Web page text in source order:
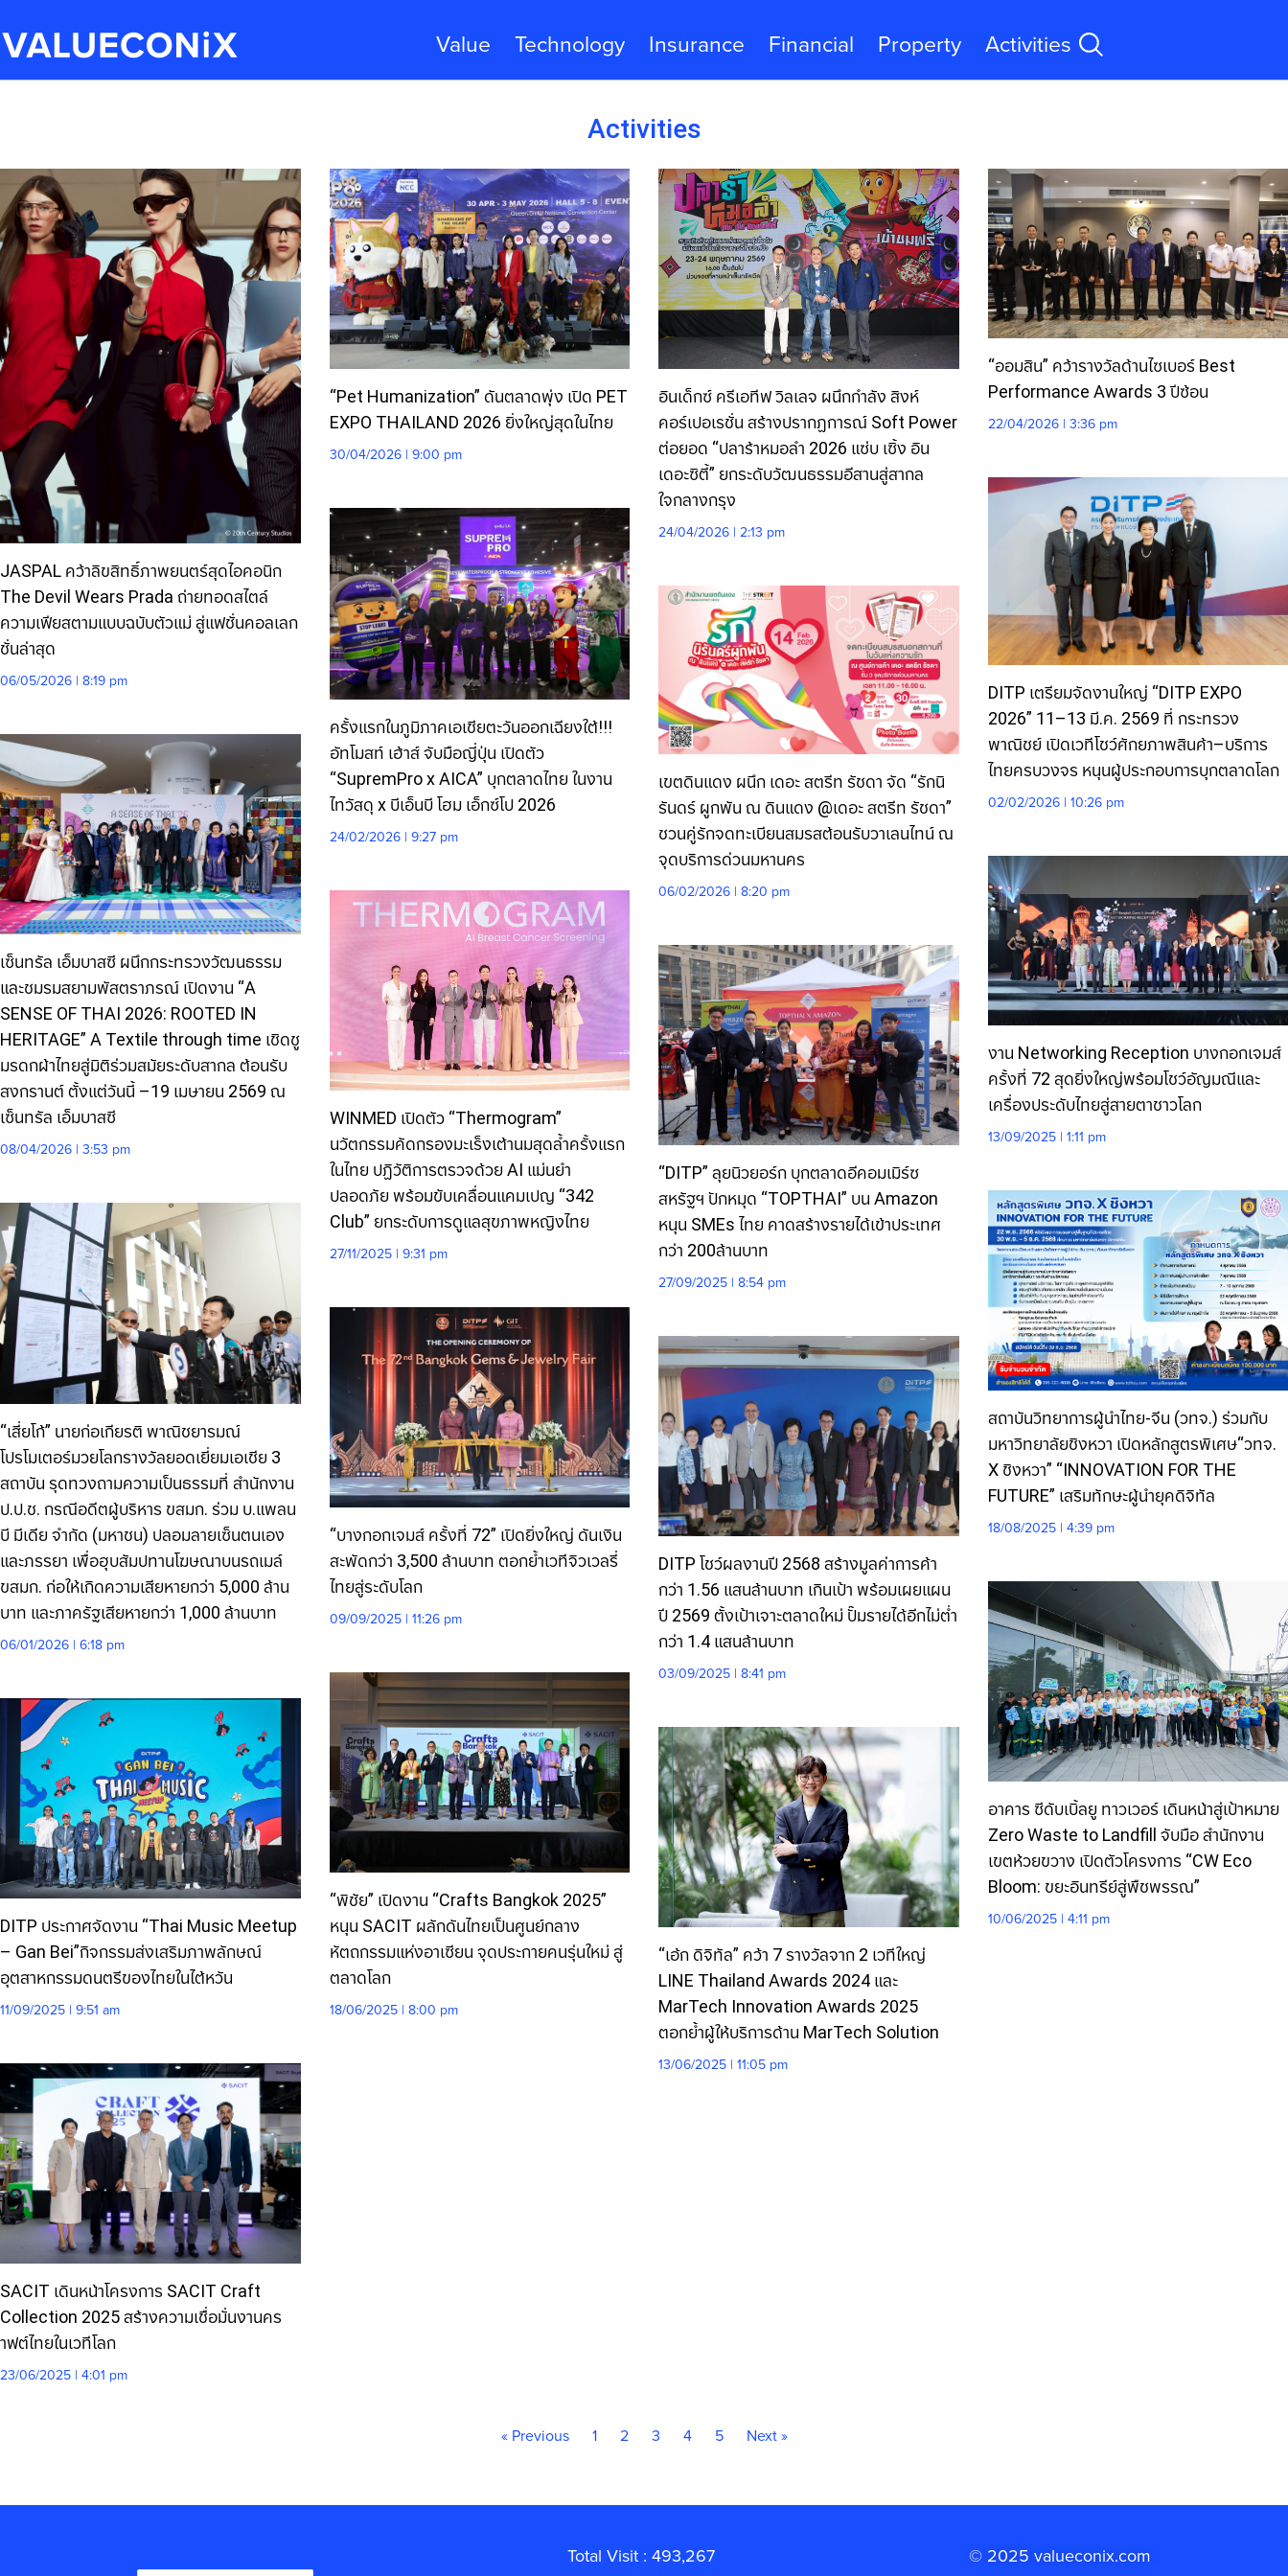
Value Technology Insurance Financial Property Activities
Activities
JASPAL คว้าลิขสิทธิ์ภาพยนตร์สุดไอคอนิก
The Devil Wears Prada ถ่ายทอดสไตล์
ความเฟียสตามแบบฉบับตัวแม่ สู่แฟชั่นคอลเลก
ชั่นล่าสุด
06/05/2026 | 8:19 pm
“Pet Humanization” ดันตลาดพุ่ง เปิด PET
EXPO THAILAND 2026 ยิ่งใหญ่สุดในไทย
30/04/2026 | 9:00 pm
อินเด็กซ์ ครีเอทีฟ วิลเลจ ผนึกกำลัง สิงห์
คอร์เปอเรชั่น สร้างปรากฏการณ์ Soft Power
ต่อยอด “ปลาร้าหมอลำ 2026 แซ่บ เซิ้ง อิน
เดอะซิตี้” ยกระดับวัฒนธรรมอีสานสู่สากล
ใจกลางกรุง
24/04/2026 | 2:13 pm
“ออมสิน” คว้ารางวัลด้านไซเบอร์ Best
Performance Awards 3 ปีซ้อน
22/04/2026 | 3:36 pm
เซ็นทรัล เอ็มบาสซี ผนึกกระทรวงวัฒนธรรม
และชมรมสยามพัสตราภรณ์ เปิดงาน “A
SENSE OF THAI 2026: ROOTED IN
HERITAGE” A Textile through time เชิดชู
มรดกผ้าไทยสู่มิติร่วมสมัยระดับสากล ต้อนรับ
สงกรานต์ ตั้งแต่วันนี้ –19 เมษายน 2569 ณ
เซ็นทรัล เอ็มบาสซี
08/04/2026 | 3:53 pm
ครั้งแรกในภูมิภาคเอเชียตะวันออกเฉียงใต้!!!
อัทโมสท์ เฮ้าส์ จับมือญี่ปุ่น เปิดตัว
“SupremPro x AICA” บุกตลาดไทย ในงาน
ไทวัสดุ x บีเอ็นบี โฮม เอ็กซ์โป 2026
24/02/2026 | 9:27 pm
เขตดินแดง ผนึก เดอะ สตรีท รัชดา จัด “รักนิ
รันดร์ ผูกพัน ณ ดินแดง @เดอะ สตรีท รัชดา”
ชวนคู่รักจดทะเบียนสมรสต้อนรับวาเลนไทน์ ณ
จุดบริการด่วนมหานคร
06/02/2026 | 8:20 pm
DITP เตรียมจัดงานใหญ่ “DITP EXPO
2026” 11–13 มี.ค. 2569 ที่ กระทรวง
พาณิชย์ เปิดเวทีโชว์ศักยภาพสินค้า–บริการ
ไทยครบวงจร หนุนผู้ประกอบการบุกตลาดโลก
02/02/2026 | 10:26 pm
“เสี่ยโก้” นายก่อเกียรติ พาณิชยารมณ์
โปรโมเตอร์มวยโลกรางวัลยอดเยี่ยมเอเชีย 3
สถาบัน รุดทวงถามความเป็นธรรมที่ สำนักงาน
ป.ป.ช. กรณีอดีตผู้บริหาร ขสมก. ร่วม บ.แพลน
บี มีเดีย จำกัด (มหาชน) ปลอมลายเซ็นตนเอง
และภรรยา เพื่อฮุบสัมปทานโฆษณาบนรถเมล์
ขสมก. ก่อให้เกิดความเสียหายกว่า 5,000 ล้าน
บาท และภาครัฐเสียหายกว่า 1,000 ล้านบาท
06/01/2026 | 6:18 pm
WINMED เปิดตัว “Thermogram”
นวัตกรรมคัดกรองมะเร็งเต้านมสุดล้ำครั้งแรก
ในไทย ปฏิวัติการตรวจด้วย AI แม่นยำ
ปลอดภัย พร้อมขับเคลื่อนแคมเปญ “342
Club” ยกระดับการดูแลสุขภาพหญิงไทย
27/11/2025 | 9:31 pm
“DITP” ลุยนิวยอร์ก บุกตลาดอีคอมเมิร์ซ
สหรัฐฯ ปักหมุด “TOPTHAI” บน Amazon
หนุน SMEs ไทย คาดสร้างรายได้เข้าประเทศ
กว่า 200ล้านบาท
27/09/2025 | 8:54 pm
งาน Networking Reception บางกอกเจมส์
ครั้งที่ 72 สุดยิ่งใหญ่พร้อมโชว์อัญมณีและ
เครื่องประดับไทยสู่สายตาชาวโลก
13/09/2025 | 1:11 pm
DITP ประกาศจัดงาน “Thai Music Meetup
– Gan Bei”กิจกรรมส่งเสริมภาพลักษณ์
อุตสาหกรรมดนตรีของไทยในไต้หวัน
11/09/2025 | 9:51 am
“บางกอกเจมส์ ครั้งที่ 72” เปิดยิ่งใหญ่ ดันเงิน
สะพัดกว่า 3,500 ล้านบาท ตอกย้ำเวทีจิวเวลรี่
ไทยสู่ระดับโลก
09/09/2025 | 11:26 pm
DITP โชว์ผลงานปี 2568 สร้างมูลค่าการค้า
กว่า 1.56 แสนล้านบาท เกินเป้า พร้อมเผยแผน
ปี 2569 ตั้งเป้าเจาะตลาดใหม่ ปั๊มรายได้อีกไม่ต่ำ
กว่า 1.4 แสนล้านบาท
03/09/2025 | 8:41 pm
สถาบันวิทยาการผู้นำไทย-จีน (วทจ.) ร่วมกับ
มหาวิทยาลัยชิงหวา เปิดหลักสูตรพิเศษ“วทจ.
X ชิงหวา” “INNOVATION FOR THE
FUTURE” เสริมทักษะผู้นำยุคดิจิทัล
18/08/2025 | 4:39 pm
SACIT เดินหน้าโครงการ SACIT Craft
Collection 2025 สร้างความเชื่อมั่นงานคร
าฟต์ไทยในเวทีโลก
23/06/2025 | 4:01 pm
“พิชัย” เปิดงาน “Crafts Bangkok 2025”
หนุน SACIT ผลักดันไทยเป็นศูนย์กลาง
หัตถกรรมแห่งอาเซียน จุดประกายคนรุ่นใหม่ สู่
ตลาดโลก
18/06/2025 | 8:00 pm
“เอ้ก ดิจิทัล” คว้า 7 รางวัลจาก 2 เวทีใหญ่
LINE Thailand Awards 2024 และ
MarTech Innovation Awards 2025
ตอกย้ำผู้ให้บริการด้าน MarTech Solution
13/06/2025 | 11:05 pm
อาคาร ซีดับเบิ้ลยู ทาวเวอร์ เดินหน้าสู่เป้าหมาย
Zero Waste to Landfill จับมือ สำนักงาน
เขตห้วยขวาง เปิดตัวโครงการ “CW Eco
Bloom: ขยะอินทรีย์สู่พืชพรรณ”
10/06/2025 | 4:11 pm
« Previous 1 2 3 4 5 Next »
Total Visit : 493,267 © 2025 valueconix.com